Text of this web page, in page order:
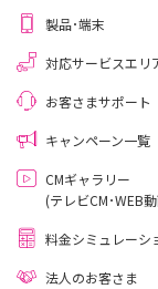
製品･端末
対応サービスエリ
お客さまサポート
キャンペーン一覧
CMギャラリー
(テレビCM･WEB
料金シミュレーシ
法人のお客さま